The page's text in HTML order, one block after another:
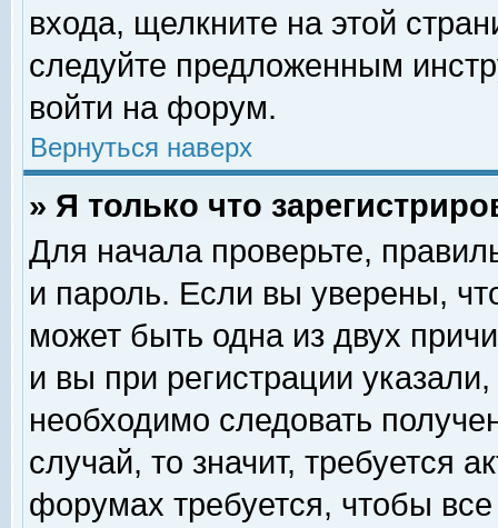
входа, щелкните на этой
следуйте предложенным
войти на форум.
Вернуться наверх
» Я только что
Для начала проверьте,
и пароль. Если вы уверены,
может быть одна из двух
и вы при регистрации
необходимо следовать
случай, то значит, требуется
форумах требуется, чтобы